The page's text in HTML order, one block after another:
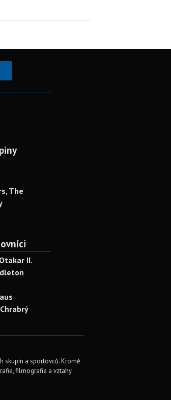
The
II.
skupin a sportovců. Kromě
filmografie a vztahy